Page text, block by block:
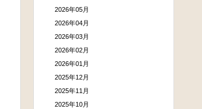
2026年05月
2026年04月
2026年03月
2026年02月
2026年01月
2025年12月
2025年11月
2025年10月